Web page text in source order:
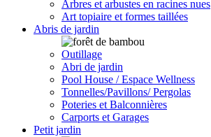
Arbres et arbustes en racines nues
Art topiaire et formes taillées
Abris de jardin
Outillage
Abri de jardin
Pool House / Espace Wellness
Tonnelles/Pavillons/ Pergolas
Poteries et Balconnières
Carports et Garages
Petit jardin